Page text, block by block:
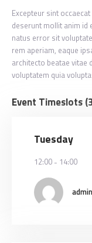
Excepteur sint
deserunt mollit anim id
natus error sit
rem aperiam, eaque
architecto beatae vitae
voluptatem quia
Event Timeslots
Tuesday
12:00- 14:00
admin